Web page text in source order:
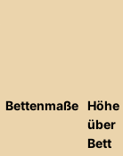
Bettenmaße Höhe
über
Bett